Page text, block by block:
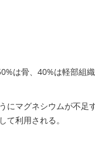
は骨、40%は軽部組
にマグネシウムが不足
て利用される。